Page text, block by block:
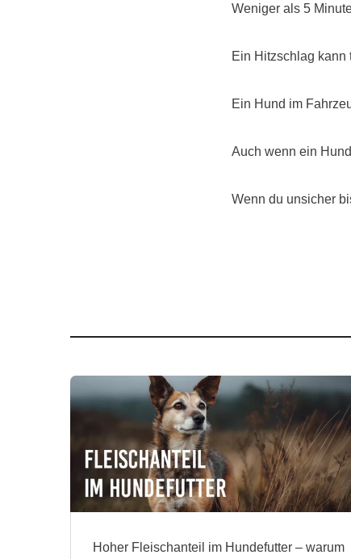
Weniger als 5
Ein Hitzschlag kann
Ein Hund im
Auch wenn ein
Wenn du unsicher
Hoher Fleischanteil im Hundefutter – warum